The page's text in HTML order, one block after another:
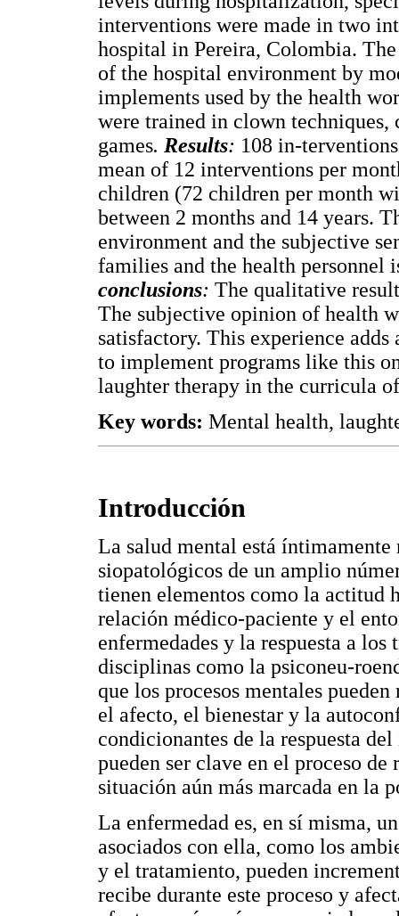
interventions were made in two
hospital in Pereira, Colombia.
of the hospital environment by
implements used by the health
were trained in clown techniques,
games. Results: 108 in-
mean of 12 interventions per
children (72 children per month
between 2 months and 14 years.
environment and the subjective
families and the health personnel
conclusions: The qualitative
The subjective opinion of health
satisfactory. This experience
to implement programs like this
laughter therapy in the curricula
Key words: Mental health,
Introducción
La salud mental está
siopatológicos de un amplio
tienen elementos como la actitud
relación médico-paciente y el
enfermedades y la respuesta a
disciplinas como la psiconeu-
que los procesos mentales
el afecto, el bienestar y la
condicionantes de la respuesta
pueden ser clave en el proceso
situación aún más marcada en la
La enfermedad es, en sí misma,
asociados con ella, como los
y el tratamiento, pueden
recibe durante este proceso y